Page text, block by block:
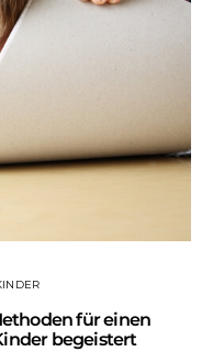
für einen
begeistert